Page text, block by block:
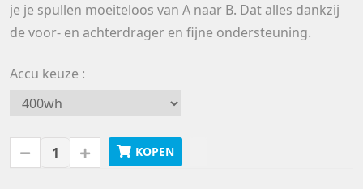
je je spullen moeiteloos van A naar B. Dat alles dankzij
de voor- en achterdrager en fijne ondersteuning.
Accu keuze
KOPEN